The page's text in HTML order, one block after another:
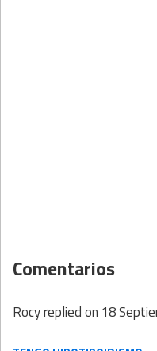
Comentarios
Rocyreplied on 18